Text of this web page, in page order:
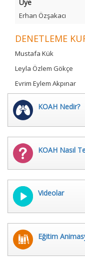
Üye
Erhan Özşakacı
DENETLEME
Mustafa Kük
Leyla Özlem Gökçe
Evrim Eylem Akpınar
KOAH Nedir?
KOAH Nasıl
Videolar
Eğitim